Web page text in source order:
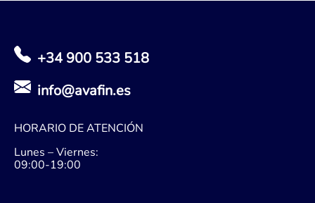
+34 900 533 518
info@avafin.es
HORARIO DE ATENCIÓN
Lunes – Viernes:
09:00-19:00